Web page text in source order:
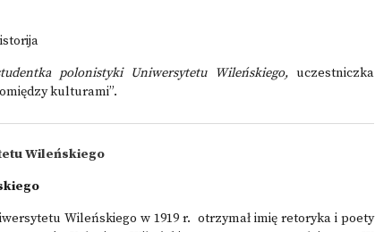
polonistyki Uniwersytetu Wileńskiego, uczestniczka
kulturami”.
Wileńskiego
Wileńskiego w 1919 r. otrzymał imię retoryka i poety